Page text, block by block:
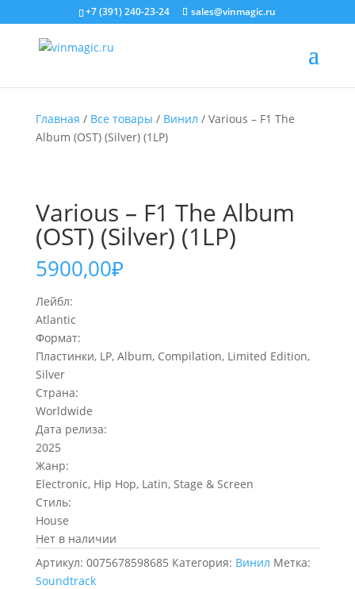
+7 (391) 240-23-24 sales@vinmagic.ru
Главная / Все товары / Винил / Various – F1 The
Album (OST) (Silver) (1LP)
Various – F1 The Album
(OST) (Silver) (1LP)
5900,00₽
Лейбл:
Atlantic
Формат:
Пластинки, LP, Album, Compilation, Limited Edition,
Silver
Страна:
Worldwide
Дата релиза:
2025
Жанр:
Electronic, Hip Hop, Latin, Stage & Screen
Стиль:
House
Нет в наличии
Артикул: 0075678598685 Категория: Винил Метка:
Soundtrack